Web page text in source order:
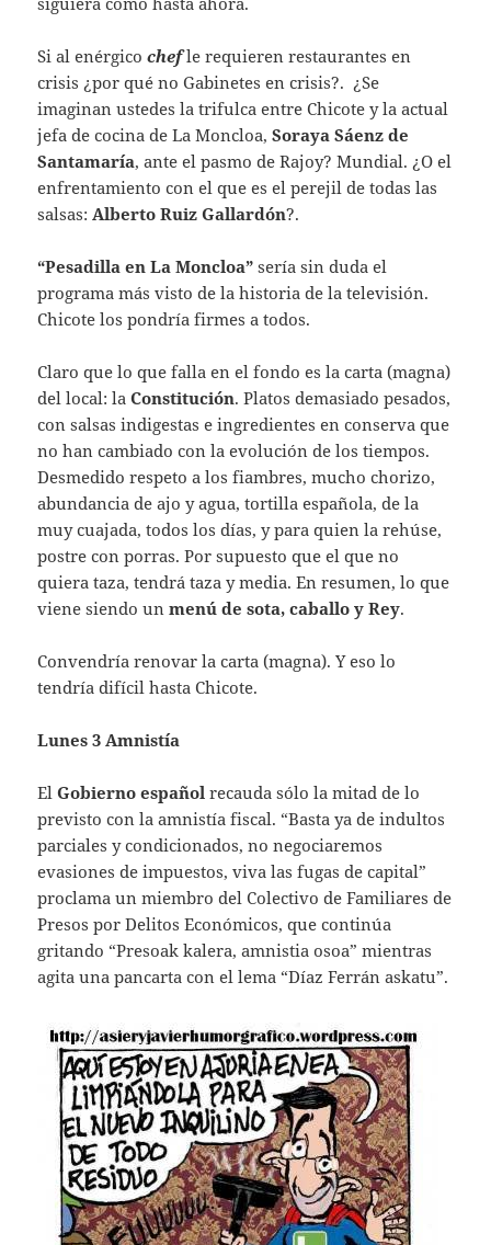
Si al enérgicochefle requieren restaurantes en
crisis ¿por qué no Gabinetes en crisis?. ¿Se
imaginan ustedes la trifulca entre Chicote y la actual
jefa de cocina de La Moncloa,Soraya Sáenz de
Santamaría, ante el pasmo de Rajoy? Mundial. ¿O el
enfrentamiento con el que es el perejil de todas las
salsas: Alberto Ruiz Gallardón?.
“Pesadilla en La Moncloa” sería sin duda el
programa más visto de la historia de la televisión.
Chicote los pondría firmes a todos.
Claro que lo que falla en el fondo es la carta (magna)
del local: laConstitución. Platos demasiado pesados,
con salsas indigestas e ingredientes en conserva que
no han cambiado con la evolución de los tiempos.
Desmedido respeto a los fiambres, mucho chorizo,
abundancia de ajo y agua, tortilla española, de la
muy cuajada, todos los días, y para quien la rehúse,
postre con porras. Por supuesto que el que no
quiera taza, tendrá taza y media. En resumen, lo que
viene siendo unmenú de sota, caballo y Rey.
Convendría renovar la carta (magna). Y eso lo
tendría difícil hasta Chicote.
Lunes 3 Amnistía
ElGobierno español recauda sólo la mitad de lo
previsto con la amnistía fiscal. “Basta ya de indultos
parciales y condicionados, no negociaremos
evasiones de impuestos, viva las fugas de capital”
proclama un miembro del Colectivo de Familiares de
Presos por Delitos Económicos, que continúa
gritando “Presoak kalera, amnistia osoa” mientras
agita una pancarta con el lema “Díaz Ferrán askatu”.